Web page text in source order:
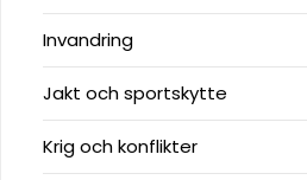
Invandring
Jakt och sportskytte
Krig och konflikter